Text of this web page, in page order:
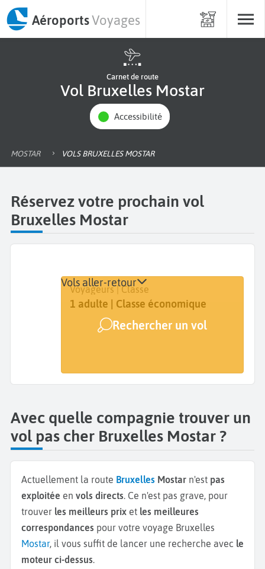
AéroportsVoyages
Carnet de route
Vol Bruxelles Mostar
Accessibilité
MOSTAR VOLS BRUXELLES MOSTAR
Réservez votre prochain vol
Bruxelles Mostar
Départ
Bruxelles (BRU)
Dates
Dates de votre voyage
Voyageurs | Classe
1 adulte | Classe économique
Rechercher un vol
Vols aller-retour
Avec quelle compagnie trouver un
vol pas cher Bruxelles Mostar ?
Actuellement la route Bruxelles Mostar n'est pas
exploitée en vols directs. Ce n'est pas grave, pour
trouver les meilleurs prix et les meilleures
correspondances pour votre voyage Bruxelles
Mostar, il vous suffit de lancer une recherche avec le
moteur ci-dessus.